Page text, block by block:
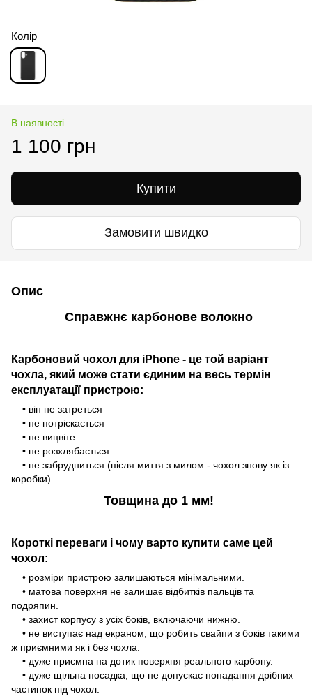
Колір
В наявності
1 100 грн
Купити
Замовити швидко
Опис
Справжнє карбонове волокно
Карбоновий чохол для iPhone - це той варіант
чохла, який може стати єдиним на весь термін
експлуатації пристрою:
• він не затреться
• не потріскається
• не вицвіте
• не розхлябається
• не забрудниться (після миття з милом - чохол знову як із
коробки)
Товщина до 1 мм!
Короткі переваги і чому варто купити саме цей
чохол:
• розміри пристрою залишаються мінімальними.
• матова поверхня не залишає відбитків пальців та
подряпин.
• захист корпусу з усіх боків, включаючи нижню.
• не виступає над екраном, що робить свайпи з боків такими
ж приємними як і без чохла.
• дуже приємна на дотик поверхня реального карбону.
• дуже щільна посадка, що не допускає попадання дрібних
частинок під чохол.